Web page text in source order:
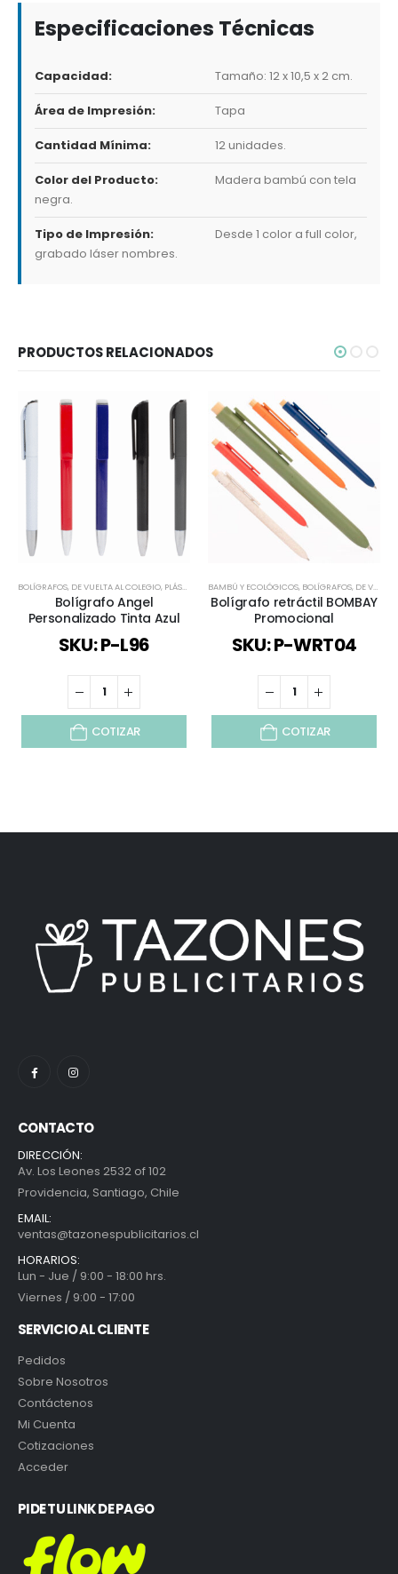
Especificaciones Técnicas
Capacidad: Tamaño: 12 x 10,5 x 2 cm.
Área de Impresión: Tapa
Cantidad Mínima: 12 unidades.
Color del Producto:
Madera bambú con tela
negra.
Tipo de Impresión:
Desde 1 color a full color,
grabado láser nombres.
PRODUCTOS RELACIONADOS
BOLÍGRAFOS, DE VUELTA AL COLEGIO, PLÁSTICOS Y MASIVOS ,TODOS
Bolígrafo Angel
Personalizado Tinta Azul
SKU: P-L96
COTIZAR
BAMBÚ Y ECOLÓGICOS, BOLÍGRAFOS, DE VUELTA AL COLEGIO
Bolígrafo retráctil BOMBAY
Promocional
SKU: P-WRT04
COTIZAR
CONTACTO
DIRECCIÓN:
Av. Los Leones 2532 of 102
Providencia, Santiago, Chile
EMAIL:
ventas@tazonespublicitarios.cl
HORARIOS:
Lun - Jue / 9:00 - 18:00 hrs.
Viernes / 9:00 - 17:00
SERVICIO AL CLIENTE
Pedidos
Sobre Nosotros
Contáctenos
Mi Cuenta
Cotizaciones
Acceder
PIDE TU LINK DE PAGO